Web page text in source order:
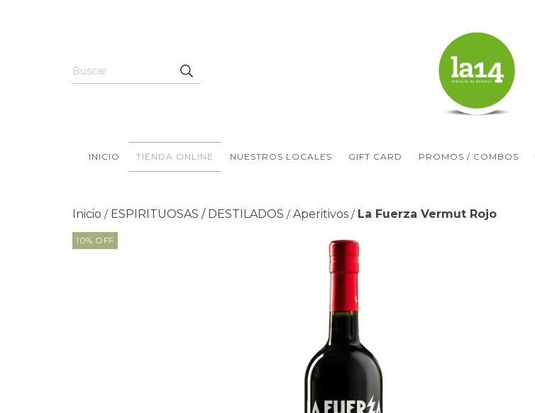
INICIO TIENDA ONLINE NUESTROS LOCALES GIFT CARD PROMOS / COMBOS
Inicio / ESPIRITUOSAS / DESTILADOS / Aperitivos / La Fuerza Vermut Rojo
10% OFF